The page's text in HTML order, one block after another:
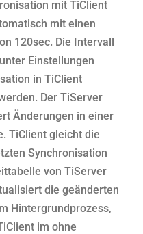
mit TiClient
mit einen
120sec. Die Intervall
Einstellungen
in TiClient
Der TiServer
Änderungen in einer
TiClient gleicht die
Synchronisation
von TiServer
die geänderten
Hintergrundprozess,
im ohne